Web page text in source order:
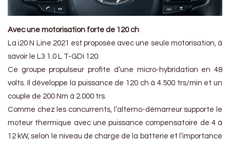
Avec une motorisation forte de 120 ch
La i20 N Line 2021 est proposée avec une seule motorisation, à
savoir le L3 1.0 L T-GDi 120.
Ce groupe propulseur profite d’une micro-hybridation en 48
volts. Il développe la puissance de 120 ch à 4.500 trs/min et un
couple de 200 Nm à 2.000 trs.
Comme chez les concurrents, l’alterno-démarreur supporte le
moteur thermique avec une puissance compensatoire de 4 à
12 kW, selon le niveau de charge de la batterie et l’importance